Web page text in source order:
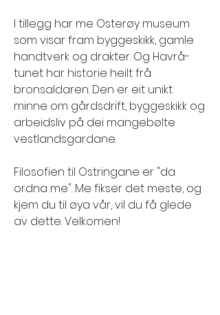
I tillegg har me Osterøy museum
som visar fram byggeskikk, gamle
handtverk og drakter. Og Havrå-
tunet har historie heilt frå
bronsaldaren. Den er eit unikt
minne om gårdsdrift, byggeskikk og
arbeidsliv på dei mangebølte
vestlandsgardane.
Filosofien til Ostringane er "da
ordna me". Me fikser det meste, og
kjem du til øya vår, vil du få glede
av dette. Velkomen!